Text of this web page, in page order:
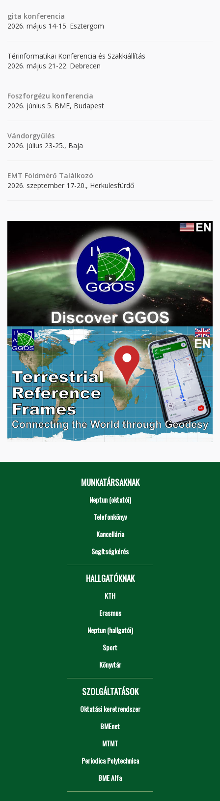
gita konferencia
2026. május 14-15. Esztergom
Térinformatikai Konferencia és Szakkiállítás
2026. május 21-22. Debrecen
Foszforgézu konferencia
2026. június 5. BME, Budapest
Vándorgyűlés
2026. július 23-25., Baja
EMT Földmérő Találkozó
2026. szeptember 17-20., Herkulesfürdő
MUNKATÁRSAKNAK
Neptun (oktatói)
Telefonkönyv
Kancellária
Segítségkérés
HALLGATÓKNAK
KTH
Erasmus
Neptun (hallgatói)
Sport
Könyvtár
SZOLGÁLTATÁSOK
Oktatási keretrendszer
BMEnet
MTMT
Periodica Polytechnica
BME Alfa